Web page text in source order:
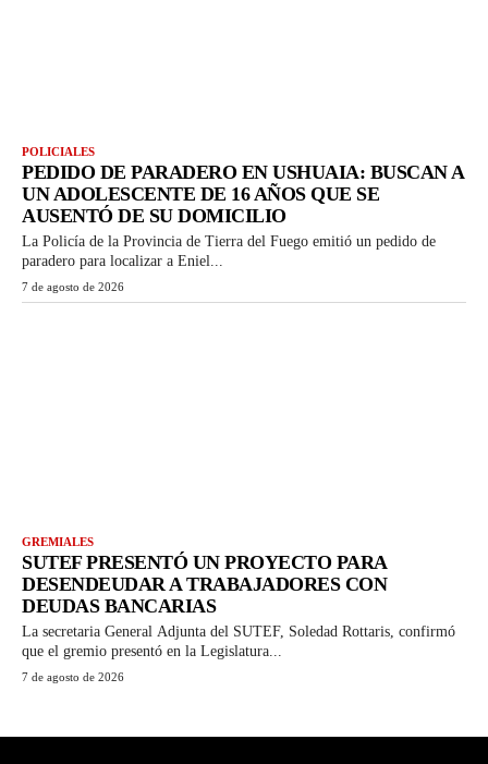
POLICIALES
PEDIDO DE PARADERO EN USHUAIA: BUSCAN A
UN ADOLESCENTE DE 16 AÑOS QUE SE
AUSENTÓ DE SU DOMICILIO
La Policía de la Provincia de Tierra del Fuego emitió un pedido de
paradero para localizar a Eniel...
7 de agosto de 2026
GREMIALES
SUTEF PRESENTÓ UN PROYECTO PARA
DESENDEUDAR A TRABAJADORES CON
DEUDAS BANCARIAS
La secretaria General Adjunta del SUTEF, Soledad Rottaris, confirmó
que el gremio presentó en la Legislatura...
7 de agosto de 2026